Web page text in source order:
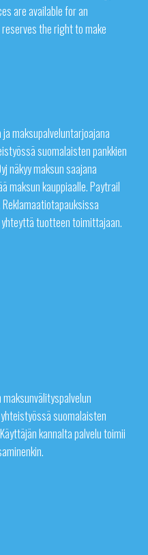
are available for an
the right to make
maksupalveluntarjoajana
suomalaisten pankkien
näkyy maksun saajana
maksun kauppiaalle. Paytrail
tuotteen toimittajaan.
suomalaisten
kannalta palvelu toimii